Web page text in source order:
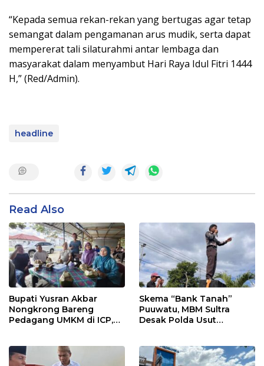
“Kepada semua rekan-rekan yang bertugas agar tetap
semangat dalam pengamanan arus mudik, serta dapat
mempererat tali silaturahmi antar lembaga dan
masyarakat dalam menyambut Hari Raya Idul Fitri 1444
H,” (Red/Admin).
headline
Read Also
Bupati Yusran Akbar
Nongkrong Bareng
Pedagang UMKM di ICP,
Kerakyatan
Skema “Bank Tanah”
Puuwatu, MBM Sultra
Desak Polda Usut